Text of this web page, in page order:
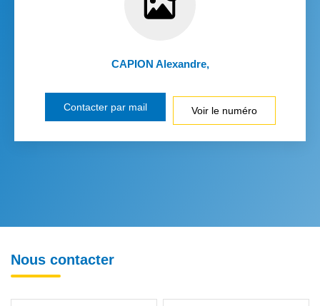
CAPION Alexandre,
Contacter par mail Voir le numéro
Nous contacter